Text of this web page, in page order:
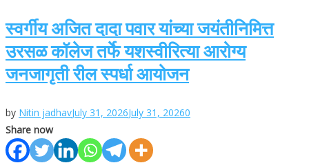
स्वर्गीय अजित दादा पवार यांच्या जयंतीनिमित्त
उरसळ कॉलेज तर्फे यशस्वीरित्या आरोग्य
जनजागृती रील स्पर्धा आयोजन
by Nitin jadhavJuly 31, 2026July 31, 20260
Share now